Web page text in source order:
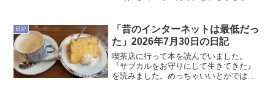
で出先で探しているのだけれど。まぁ、
デカフェの緑茶に対する需...
日記
「昔のインターネットは最低だっ
た」2026年7月30日の日記
喫茶店に行って本を読んでいました。
『サブカルをお守りにして生きてきた』
を読みました。めっちゃいいとかではな